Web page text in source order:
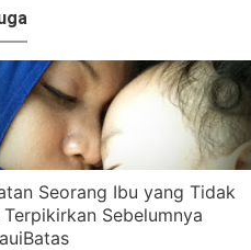
Seorang Ibu yang Tidak
Terpikirkan Sebelumnya